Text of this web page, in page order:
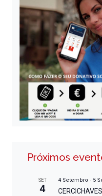
Próximos
SET
4
4 Setembro - 5